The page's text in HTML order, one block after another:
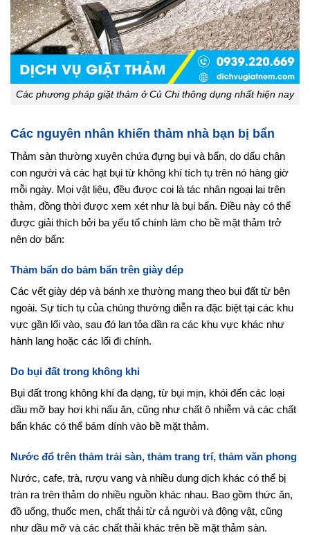
Các phương pháp giặt thảm ở Củ Chi thông dụng nhất hiện nay
Các nguyên nhân khiến thảm nhà bạn bị bẩn
Thảm sàn thường xuyên chứa đựng bụi và bẩn, do dấu chân
con người và các hạt bụi từ không khí tích tụ trên nó hàng giờ
mỗi ngày. Mọi vật liệu, đều được coi là tác nhân ngoại lai trên
thảm, đồng thời được xem xét như là bụi bẩn. Điều này có thể
được giải thích bởi ba yếu tố chính làm cho bề mặt thảm trở
nên dơ bẩn:
Thảm bẩn do bảm bẩn trên giày dép
Các vết giày dép và bánh xe thường mang theo bụi đất từ bên
ngoài. Sự tích tụ của chúng thường diễn ra đặc biệt tại các khu
vực gần lối vào, sau đó lan tỏa dần ra các khu vực khác như
hành lang hoặc các lối đi chính.
Do bụi đất trong không khi
Bụi đất trong không khí đa dạng, từ bụi mịn, khói đến các loại
dầu mỡ bay hơi khi nấu ăn, cũng như chất ô nhiễm và các chất
bẩn khác có thể bám dính vào bề mặt thảm.
Nước đổ trên thảm trải sàn, thảm trang trí, thảm văn phong
Nước, cafe, trà, rượu vang và nhiều dung dịch khác có thể bị
tràn ra trên thảm do nhiều nguồn khác nhau. Bao gồm thức ăn,
đồ uống, thuốc men, chất thải từ cả người và động vật, cũng
như dầu mỡ và các chất thải khác trên bề mặt thảm sàn.